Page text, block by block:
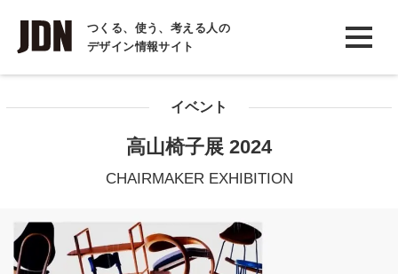
つくる、使う、考える人の
デザイン情報サイト
INTERVIEW
インタビュー
COLUMN
イベント
高山椅子展 2024
CHAIRMAKER EXHIBITION